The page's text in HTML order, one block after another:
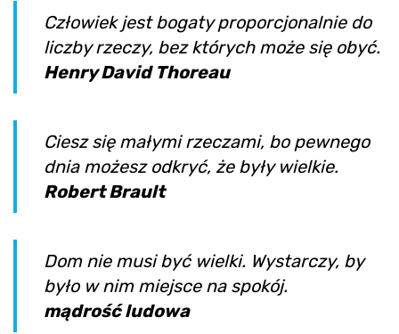
Człowiek jest bogaty proporcjonalnie do
liczby rzeczy, bez których może się obyć.
Henry David Thoreau
Ciesz się małymi rzeczami, bo pewnego
dnia możesz odkryć, że były wielkie.
Robert Brault
Dom nie musi być wielki. Wystarczy, by
było w nim miejsce na spokój.
mądrość ludowa